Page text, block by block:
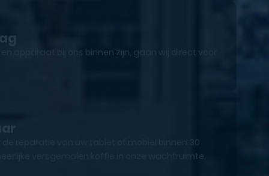
apparaat bij ons binnen zijn, gaan wij direct voor
reparatie van uw tablet of mobiel binnen 30
versgemalen koffie in onze wachtruimte.